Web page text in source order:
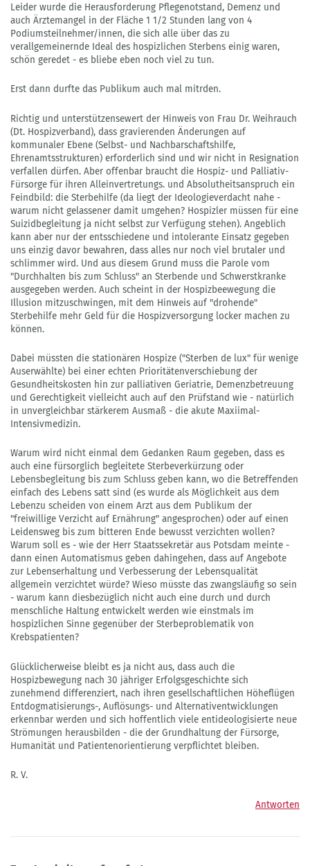
Leider wurde die Herausforderung Pflegenotstand, Demenz und
auch Ärztemangel in der Fläche 1 1/2 Stunden lang von 4
Podiumsteilnehmer/innen, die sich alle über das zu
verallgemeinernde Ideal des hospizlichen Sterbens einig waren,
schön geredet - es bliebe eben noch viel zu tun.
Erst dann durfte das Publikum auch mal mitrden.
Richtig und unterstützensewert der Hinweis von Frau Dr. Weihrauch
(Dt. Hospizverband), dass gravierenden Änderungen auf
kommunaler Ebene (Selbst- und Nachbarschaftshilfe,
Ehrenamtsstrukturen) erforderlich sind und wir nicht in Resignation
verfallen dürfen. Aber offenbar braucht die Hospiz- und Palliativ-
Fürsorge für ihren Alleinvertretungs. und Absolutheitsanspruch ein
Feindbild: die Sterbehilfe (da liegt der Ideologieverdacht nahe -
warum nicht gelassener damit umgehen? Hospizler müssen für eine
Suizidbegleitung ja nicht selbst zur Verfügung stehen). Angeblich
kann aber nur der entsschiedene und intolerante Einsatz gegeben
uns einzig davor bewahren, dass alles nur noch viel brutaler und
schlimmer wird. Und aus diesem Grund muss die Parole vom
"Durchhalten bis zum Schluss" an Sterbende und Schwerstkranke
ausgegeben werden. Auch scheint in der Hospizbeewegung die
Illusion mitzuschwingen, mit dem Hinweis auf "drohende"
Sterbehilfe mehr Geld für die Hospizversorgung locker machen zu
können.
Dabei müssten die stationären Hospize ("Sterben de lux" für wenige
Auserwählte) bei einer echten Prioritätenverschiebung der
Gesundheitskosten hin zur palliativen Geriatrie, Demenzbetreuung
und Gerechtigkeit vielleicht auch auf den Prüfstand wie - natürlich
in unvergleichbar stärkerem Ausmaß - die akute Maxiimal-
Intensivmedizin.
Warum wird nicht einmal dem Gedanken Raum gegeben, dass es
auch eine fürsorglich begleitete Sterbeverkürzung oder
Lebensbegleitung bis zum Schluss geben kann, wo die Betreffenden
einfach des Lebens satt sind (es wurde als Möglichkeit aus dem
Lebenzu scheiden von einem Arzt aus dem Publikum der
"freiwillige Verzicht auf Ernährung" angesprochen) oder auf einen
Leidensweg bis zum bitteren Ende bewusst verzichten wollen?
Warum soll es - wie der Herr Staatssekretär aus Potsdam meinte -
dann einen Automatismus geben dahingehen, dass auf Angebote
zur Lebenserhaltung und Verbesserung der Lebensqualität
allgemein verzichtet würde? Wieso müsste das zwangsläufig so sein
- warum kann diesbezüglich nicht auch eine durch und durch
menschliche Haltung entwickelt werden wie einstmals im
hospizlichen Sinne gegenüber der Sterbeproblematik von
Krebspatienten?
Glücklicherweise bleibt es ja nicht aus, dass auch die
Hospizbewegung nach 30 jähriger Erfolgsgeschichte sich
zunehmend differenziert, nach ihren gesellschaftlichen Höheflügen
Entdogmatisierungs-, Auflösungs- und Alternativentwicklungen
erkennbar werden und sich hoffentlich viele entideologisierte neue
Strömungen herausbilden - die der Grundhaltung der Fürsorge,
Humanität und Patientenorientierung verpflichtet bleiben.
R. V.
Antworten